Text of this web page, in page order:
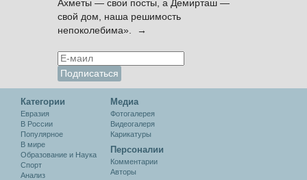
Ахметы — свои посты, а Демирташ —
свой дом, наша решимость
непоколебима». →
Категории
Евразия
В России
Популярное
В мире
Образование и Наука
Спорт
Анализ
Медиа
Фотогалерея
Видеогалеря
Карикатуры
Персоналии
Комментарии
Авторы